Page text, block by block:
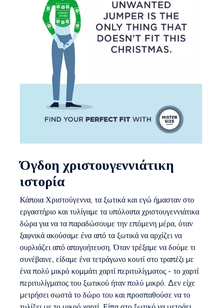
Όγδοη χριστουγεννιάτικη
ιστορία
Κάποια Χριστούγεννα, τα ξωτικά και εγώ ήμασταν στο
εργαστήριο και τυλίγαμε τα υπόλοιπα χριστουγεννιάτικα
δώρα για να τα παραδώσουμε την επόμενη μέρα, όταν
ξαφνικά ακούσαμε ένα από τα ξωτικά να αρχίζει να
ουρλιάζει από απογοήτευση. Όταν τρέξαμε να δούμε τι
συνέβαινε, είδαμε ένα τετράγωνο κουτί στο τραπέζι με
ένα πολύ μικρό κομμάτι χαρτί περιτυλίγματος - το χαρτί
περιτυλίγματος του ξωτικού ήταν πολύ μικρό. Δεν είχε
μετρήσει σωστά το δώρο του και προσπαθούσε να το